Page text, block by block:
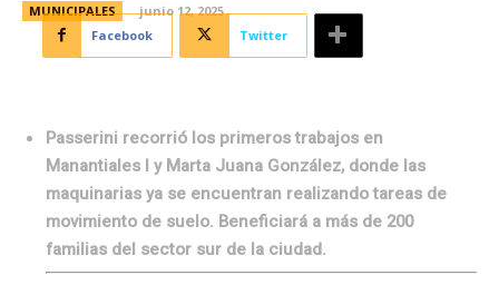
MUNICIPALES
junio 12, 2025
Facebook
Twitter
Passerini recorrió los primeros trabajos en
Manantiales I y Marta Juana González, donde las
maquinarias ya se encuentran realizando tareas de
movimiento de suelo. Beneficiará a más de 200
familias del sector sur de la ciudad.